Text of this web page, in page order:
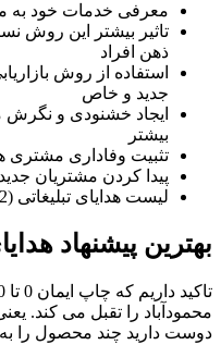
معرفی خدمات خود به
تاثیر بیشتر این روش
ذهن افراد
استفاده از روش
جدید و خاص
ایجاد خشنودی و
بیشتر
تثبیت وفاداری مشتری
پیدا کردن مشتریان جدید
لیست هدایای تبلیغاتی (12 پیشنهاد هدایای تبلیغاتی):
بهترین پیشنهاد
محمودآباد را تقبل می کند.
دوست دارید چند محصول را